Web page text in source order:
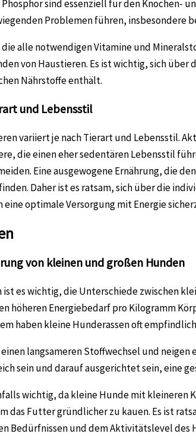
sind essenziell für den Knochen-
Problemen führen, insbesondere
die alle notwendigen Vitamine und
von Haustieren. Es ist wichtig, sich
Nährstoffe enthält.
und Lebensstil
variiert je nach Tierart und Lebensstil.
die einen eher sedentären Lebensstil
Eine ausgewogene Ernährung, die
Daher ist es ratsam, sich über die
eine optimale Versorgung mit Energie
von kleinen und großen Hunden
ist es wichtig, die Unterschiede zwischen
höheren Energiebedarf pro Kilogramm
haben kleine Hunderassen oft
langsameren Stoffwechsel und
sein und darauf ausgerichtet sein, eine
wichtig, da kleine Hunde mit
das Futter gründlicher zu kauen. Es ist
Bedürfnissen und dem Aktivitätslevel des